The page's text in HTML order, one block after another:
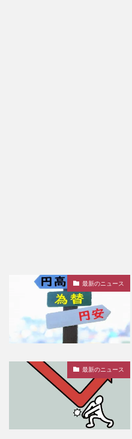
最新のニュース
最新のニュース